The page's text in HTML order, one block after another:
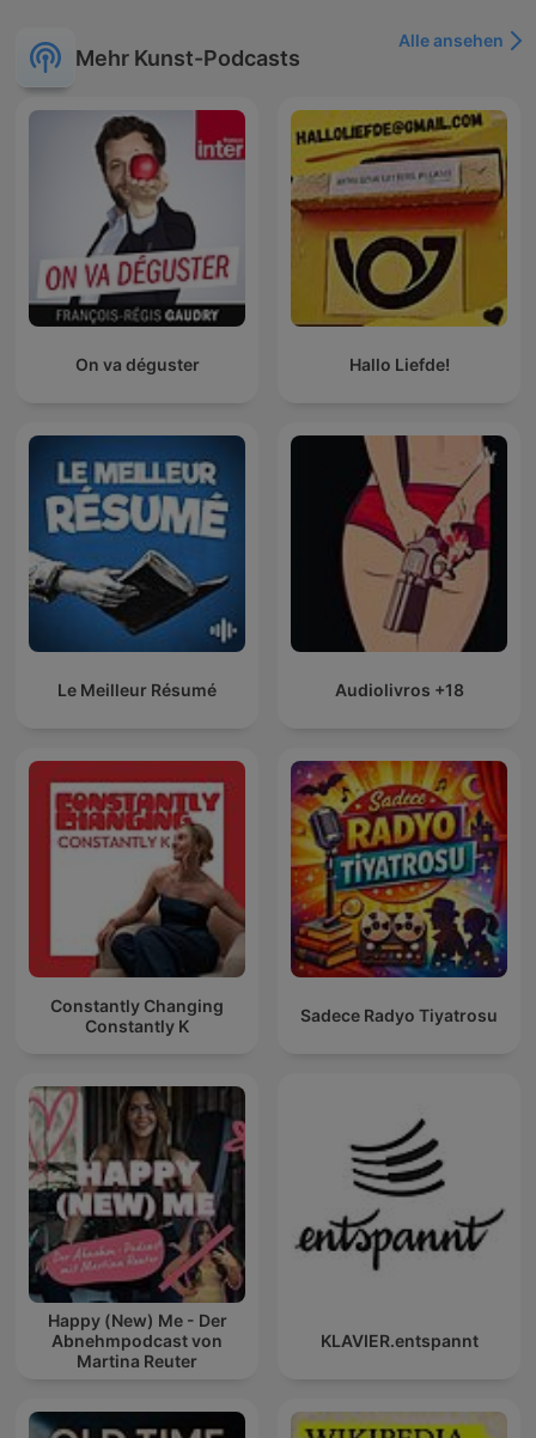
Mehr Kunst-Podcasts
Alle ansehen
On va déguster Hallo Liefde!
Le Meilleur Résumé Audiolivros +18
Constantly Changing
Constantly K
Sadece Radyo Tiyatrosu
Happy (New) Me - Der
Abnehmpodcast von
Martina Reuter
KLAVIER.entspannt